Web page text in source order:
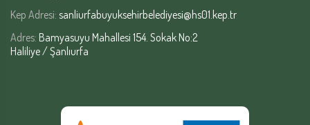
Kep Adresi: sanliurfabuyuksehirbelediyesi@hs01.kep.tr
Adres: Bamyasuyu Mahallesi 154. Sokak No:2
Haliliye / Şanlıurfa